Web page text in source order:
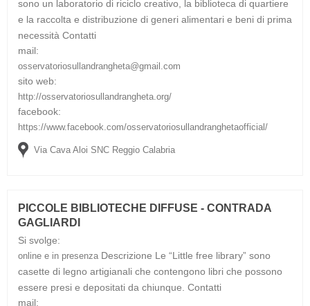
sono un laboratorio di riciclo creativo, la biblioteca di quartiere
e la raccolta e distribuzione di generi alimentari e beni di prima
necessità Contatti
mail:
osservatoriosullandrangheta@gmail.com
sito web:
http://osservatoriosullandrangheta.org/
facebook:
https://www.facebook.com/osservatoriosullandranghetaofficial/
Via Cava Aloi SNC Reggio Calabria
PICCOLE BIBLIOTECHE DIFFUSE - CONTRADA
GAGLIARDI
Si svolge:
online e in presenza Descrizione Le “Little free library” sono
casette di legno artigianali che contengono libri che possono
essere presi e depositati da chiunque. Contatti
mail: